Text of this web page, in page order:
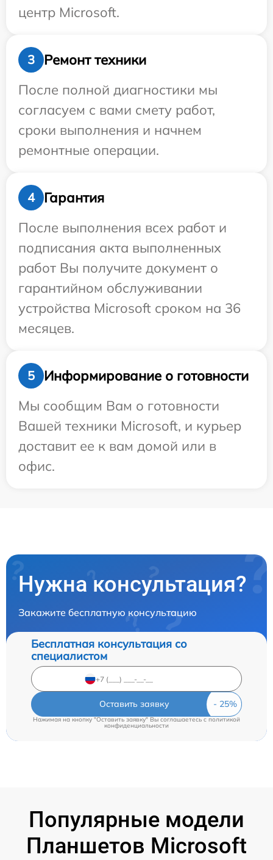
центр Microsoft.
3
Ремонт техники
После полной диагностики мы
согласуем с вами смету работ,
сроки выполнения и начнем
ремонтные операции.
4
Гарантия
После выполнения всех работ и
подписания акта выполненных
работ Вы получите документ о
гарантийном обслуживании
устройства Microsoft сроком на 36
месяцев.
5
Информирование о готовности
Мы сообщим Вам о готовности
Вашей техники Microsoft, и курьер
доставит ее к вам домой или в
офис.
Нужна консультация?
Закажите бесплатную консультацию
Бесплатная консультация со
специалистом
Оставить заявку
Нажимая на кнопку "Оставить заявку" Вы соглашаетесь c политикой
конфиденциальности
Популярные модели
Планшетов Microsoft